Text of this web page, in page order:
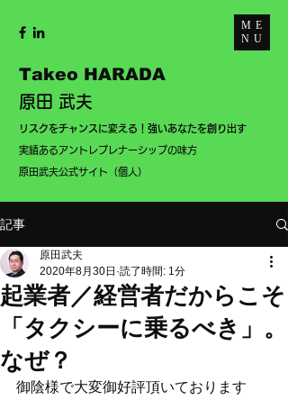
ME
NU
Takeo HARADA
原田 武夫
​リスクをチャンスに変える！強いあなたを創り出す
実績あるアントレプレナーシップの味方
​ ​原田武夫公式サイト（個人）
記事
起業者／経営者だからこそ
「タクシーに乗るべき」。
なぜ？
原田武夫
2020年8月30日 読了時間: 1分
御陰様で大変御好評頂いております